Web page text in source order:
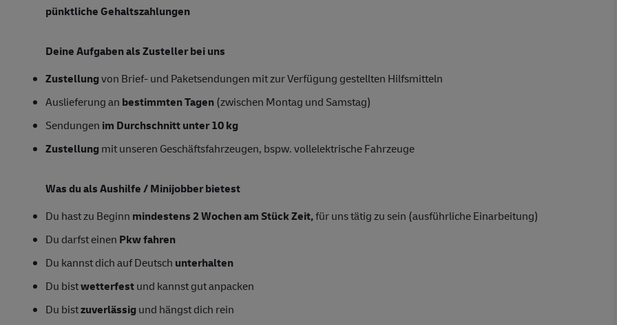
pünktliche Gehaltszahlungen
Deine Aufgaben als Zusteller bei uns
Zustellungvon Brief- und Paketsendungen mit zur Verfügung gestellten Hilfsmitteln
Auslieferung an bestimmten Tagen(zwischen Montag und Samstag)
Sendungen im Durchschnitt unter 10 kg
Zustellung mit unseren Geschäftsfahrzeugen, bspw. vollelektrische Fahrzeuge
Was du als Aushilfe / Minijobber bietest
Du hast zu Beginn mindestens 2 Wochen am Stück Zeit,für uns tätig zu sein (ausführliche Einarbeitung)
Du darfst einen Pkw fahren
Du kannst dich auf Deutsch unterhalten
Du bistwetterfestund kannst gut anpacken
Du bistzuverlässig und hängst dich rein